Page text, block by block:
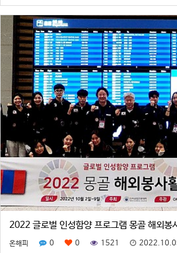
2022 글로벌 인성함양 프로그램 몽골 해외봉
온해피 0 0 1521